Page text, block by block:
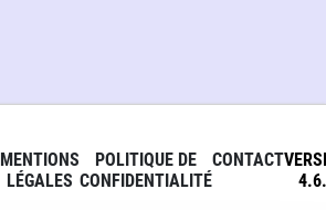
MENTIONS
LÉGALES
POLITIQUE DE
CONFIDENTIALITÉ
CONTACT